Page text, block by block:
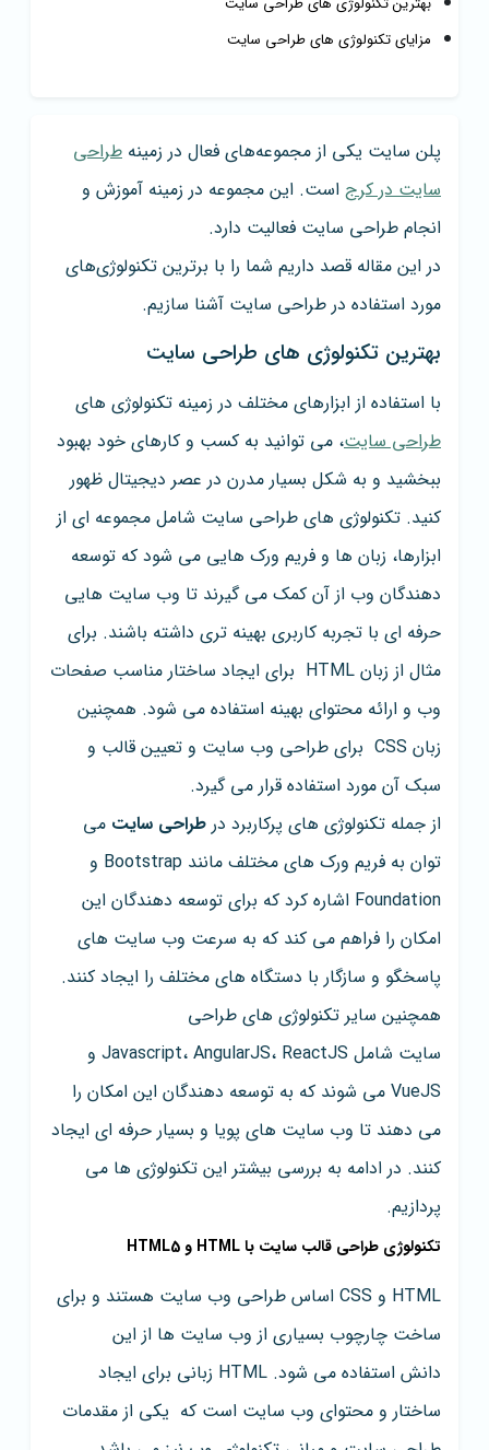
مزایای تکنولوژی های طراحی سایت
پلن سایت یکی از مجموعه‌های فعال در زمینه طراحی
سایت در کرج است. این مجموعه در زمینه آموزش و
انجام طراحی سایت فعالیت دارد.
در این مقاله قصد داریم شما را با برترین تکنولوژی‌های
مورد استفاده در طراحی سایت آشنا سازیم.
بهترین تکنولوژی های طراحی سایت
با استفاده از ابزارهای مختلف در زمینه تکنولوژی های
طراحی سایت، می توانید به کسب و کارهای خود بهبود
ببخشید و به شکل بسیار مدرن در عصر دیجیتال ظهور
کنید. تکنولوژی های طراحی سایت شامل مجموعه ای از
ابزارها، زبان ها و فریم ورک هایی می شود که توسعه
دهندگان وب از آن کمک می گیرند تا وب سایت هایی
حرفه ای با تجربه کاربری بهینه تری داشته باشند. برای
مثال از زبان HTML برای ایجاد ساختار مناسب صفحات
وب و ارائه محتوای بهینه استفاده می شود. همچنین
زبان CSS برای طراحی وب سایت و تعیین قالب و
سبک آن مورد استفاده قرار می گیرد.
از جمله تکنولوژی های پرکاربرد در طراحی سایت می
توان به فریم ورک های مختلف مانند Bootstrap و
Foundation اشاره کرد که برای توسعه دهندگان این
امکان را فراهم می کند که به سرعت وب سایت های
پاسخگو و سازگار با دستگاه های مختلف را ایجاد کنند.
همچنین سایر تکنولوژی های طراحی
سایت شامل Javascript، AngularJS، ReactJS و
VueJS می شوند که به توسعه دهندگان این امکان را
می دهند تا وب سایت های پویا و بسیار حرفه ای ایجاد
کنند. در ادامه به بررسی بیشتر این تکنولوژی ها می
پردازیم.
تکنولوژی طراحی قالب سایت با HTML و HTML5
HTML و CSS اساس طراحی وب سایت هستند و برای
ساخت چارچوب بسیاری از وب سایت ها از این
دانش استفاده می شود. HTML زبانی برای ایجاد
ساختار و محتوای وب سایت است که یکی از مقدمات